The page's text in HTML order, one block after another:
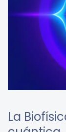
La